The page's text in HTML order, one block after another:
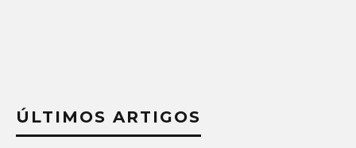
ÚLTIMOS ARTIGOS